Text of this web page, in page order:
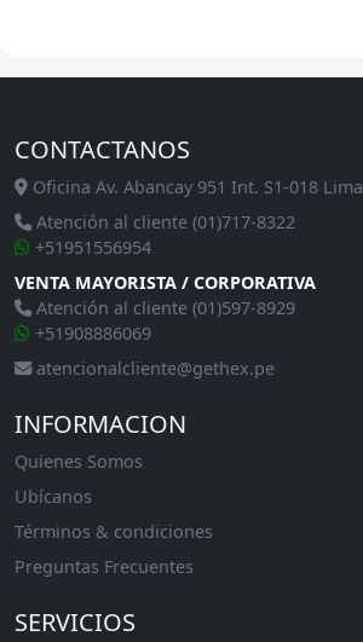
CONTACTANOS
Oficina Av. Abancay 951 Int. S1-018 Lima
Atención al cliente (01)717-8322
+51951556954
VENTA MAYORISTA / CORPORATIVA
Atención al cliente (01)597-8929
+51908886069
atencionalcliente@gethex.pe
INFORMACION
Quienes Somos
Ubícanos
Términos & condiciones
Preguntas Frecuentes
SERVICIOS